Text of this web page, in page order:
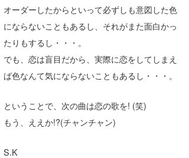
オーダーしたからといって必ずしも意図した色
にならないこともあるし、それがまた面白かっ
たりもするし・・・。
でも、恋は盲目だから、実際に恋をしてしまえ
ば色なんて気にならないこともあるし・・・。
ということで、次の曲は恋の歌を! (笑)
もう、ええか!?(チャンチャン)
S.K
chappy
Romisea